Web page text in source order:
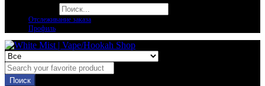
Отслеживание заказа
Профиль
Поиск